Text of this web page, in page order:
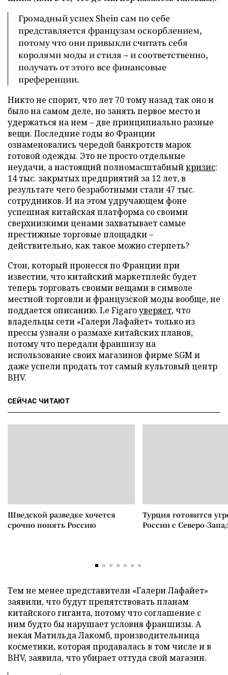
Громадный успех Shein сам по себе
представляется французам оскорблением,
потому что они привыкли считать себя
королями моды и стиля – и соответственно,
получать от этого все финансовые
преференции.
Никто не спорит, что лет 70 тому назад так оно и
было на самом деле, но занять первое место и
удержаться на нем – две принципиально разные
вещи. Последние годы во Франции
ознаменовались чередой банкротств марок
готовой одежды. Это не просто отдельные
неудачи, а настоящий полномасштабныйкризис:
14 тыс. закрытых предприятий за 12 лет, в
результате чего безработными стали 47 тыс.
сотрудников. И на этом удручающем фоне
успешная китайская платформа со своими
сверхнизкими ценами захватывает самые
престижные торговые площадки –
действительно, как такое можно стерпеть?
Стон, который пронесся по Франции при
известии, что китайский маркетплейс будет
теперь торговать своими вещами в символе
местной торговли и французской моды вообще, не
поддается описанию. Le Figaroуверяет, что
владельцы сети «Галери Лафайет» только из
прессы узнали о размахе китайских планов,
потому что передали франшизу на
использование своих магазинов фирме SGM и
даже успели продать тот самый культовый центр
BHV.
СЕЙЧАС ЧИТАЮТ
Шведской разведке хочется
срочно понять Россию
Турция готовится
России с Северо-
Тем не менее представители «Галери Лафайет»
заявили, что будут препятствовать планам
китайского гиганта, потому что соглашение с
ним будто бы нарушает условия франшизы. А
некая Матильда Лакомб, производительница
косметики, которая продавалась в том числе и в
BHV, заявила, что убирает оттуда свой магазин.